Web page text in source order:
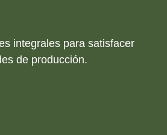
integrales para satisfacer
de producción.